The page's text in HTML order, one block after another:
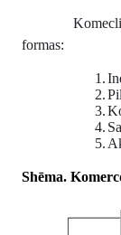
formas:
1.
2.
3.
4.
5.
Shēma.